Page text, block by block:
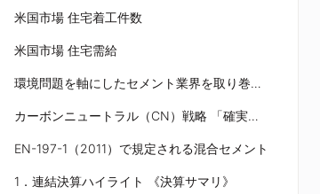
米国市場 住宅着工件数
米国市場 住宅需給
環境問題を軸にしたセメント業界を取り巻く環境
カーボンニュートラル（CN）戦略 「確実なOne Stepを踏み出す」
EN-197-1（2011）で規定される混合セメント
1．連結決算ハイライト 《決算サマリ》